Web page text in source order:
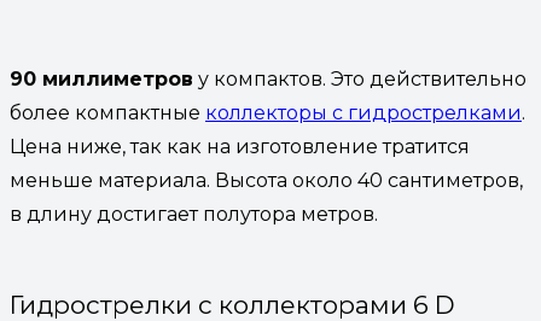
90 миллиметров у компактов. Это действительно
более компактные коллекторы с гидрострелками.
Цена ниже, так как на изготовление тратится
меньше материала. Высота около 40 сантиметров,
в длину достигает полутора метров.
Гидрострелки с коллекторами 6 D